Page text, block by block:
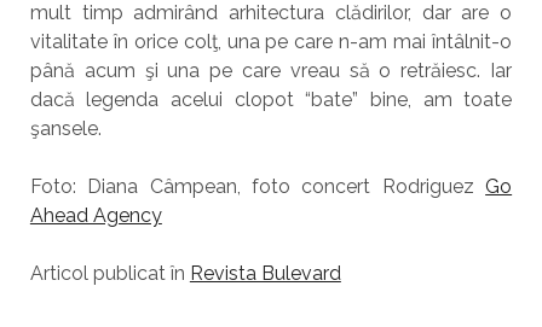
mult timp admirând arhitectura clădirilor, dar are o
vitalitate în orice colţ, una pe care n-am mai întâlnit-o
până acum şi una pe care vreau să o retrăiesc. Iar
dacă legenda acelui clopot “bate” bine, am toate
şansele.
Foto: Diana Câmpean, foto concert Rodriguez Go
Ahead Agency
Articol publicat în Revista Bulevard